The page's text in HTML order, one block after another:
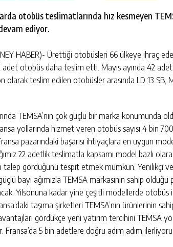
otobüs teslimatlarında hız kesmeyen
ediyor.
HABER)- Ürettiği otobüsleri 66 ülkeye ihraç
adet otobüs daha teslim etti. Mayıs ayında 42
olarak teslim edilen otobüsler arasında LD 13 SB,
TEMSA’nın çok güçlü bir marka konumunda
yollarında hizmet veren otobüs sayısı 4 bin
pazarındaki başarısı ihtiyaçlara en uygun
22 adetlik teslimatla kapsamı model bazlı
talep gördüğünü tespit etmek mümkün. Yenilikçi
bayi ağımızla TEMSA markasının sahip
Yılsonuna kadar yine çeşitli modellerde
taşıma şirketleri TEMSA’nın ürünlerinin
gördükçe yeni yatırım tercihini TEMSA
5 bin adetlere doğru adım adım